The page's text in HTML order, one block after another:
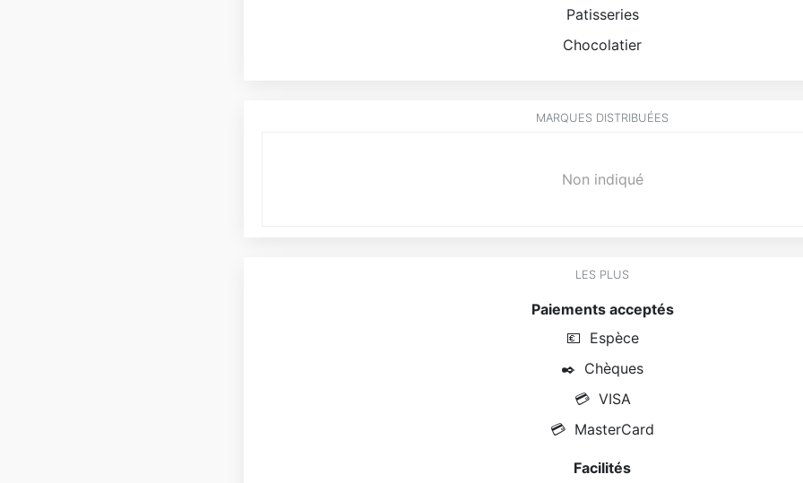
Patisseries
Chocolatier
MARQUES DISTRIBUÉES
Non indiqué
LES PLUS
Paiements acceptés
💶 Espèce
✒️ Chèques
💳 VISA
💳 MasterCard
Facilités